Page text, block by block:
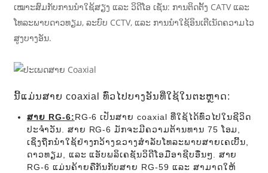
ເໝາະສົມກັບການນຳໃຊ້ສຽງ ແລະ ວິດີໂອ ເຊັ່ນ: ການຕິດຕັ້ງ CATV ແລະ
ໂທລະພາບດາວທຽມ, ລະບົບ CCTV, ແລະ ການນຳໃຊ້ອິນເຕີເນັດຄວາມໄວ
ສູງບາງອັນ.
ນີ້ແມ່ນສາຍ coaxial ທົ່ວໄປບາງອັນທີ່ໃຊ້ໃນຕະຫຼາດ:
ສາຍ RG-6:RG-6 ເປັນສາຍ coaxial ທີ່ໃຊ້ໄດ້ທົ່ວໄປໃນຊີວິດ
ປະຈຳວັນ. ສາຍ RG-6 ມັກຈະມີຄວາມຕ້ານທານ 75 ໂອມ,
ເຊິ່ງຖືກນໍາໃຊ້ຢ່າງກວ້າງຂວາງສໍາລັບໂທລະພາບສາຍເຄເບີ້ນ,
ດາວທຽມ, ແລະ ແອັບພລິເຄຊັນວິດີໂອມືອາຊີບອື່ນໆ. ສາຍ
RG-6 ແມ່ນຄ້າຍຄືກັນກັບສາຍ RG-59 ແລະ ສາມາດໃຫ້